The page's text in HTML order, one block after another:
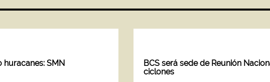
huracanes: SMN
BCS será sede de Reunión
ciclones